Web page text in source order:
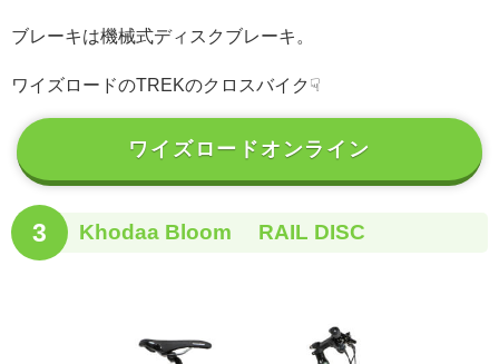
ブレーキは機械式ディスクブレーキ。
ワイズロードのTREKのクロスバイク☟
ワイズロードオンライン
3 Khodaa Bloom RAIL DISC